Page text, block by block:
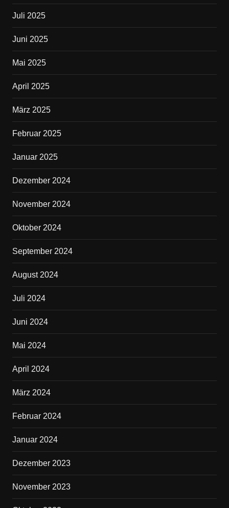
Juli 2025
Juni 2025
Mai 2025
April 2025
März 2025
Februar 2025
Januar 2025
Dezember 2024
November 2024
Oktober 2024
September 2024
August 2024
Juli 2024
Juni 2024
Mai 2024
April 2024
März 2024
Februar 2024
Januar 2024
Dezember 2023
November 2023